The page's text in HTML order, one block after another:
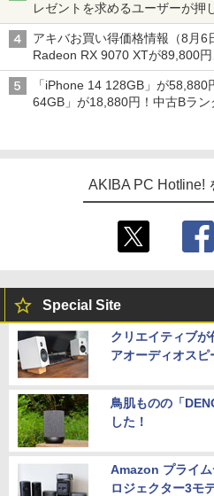
レゼントを求めるユーザーが押
アキバお買い得価格情報（8月6
Radeon RX 9070 XTが89,800
型モニターが9,801円、暑さ指
「iPhone 14 128GB」が
64GB」が18,880円！中古Bラン
AKIBA PC Hotline!
Special Site
クリエイティブが
アオーディオスピ
鳥肌ものの「
した！
Amazon プライ
ロジェクター3モ